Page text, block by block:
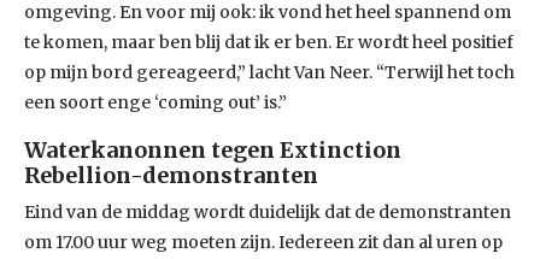
omgeving. En voor mij ook: ik vond het heel spannend om
te komen, maar ben blij dat ik er ben. Er wordt heel positief
op mijn bord gereageerd,” lacht Van Neer. “Terwijl het toch
een soort enge ‘coming out’ is.”
Waterkanonnen tegen Extinction
Rebellion-demonstranten
Eind van de middag wordt duidelijk dat de demonstranten
om 17.00 uur weg moeten zijn. Iedereen zit dan al uren op